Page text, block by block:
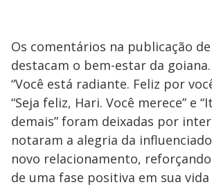
Os comentários na publicação de
destacam o bem-estar da
“Você está radiante. Feliz por
“Seja feliz, Hari. Você merece” e
demais” foram deixadas por
notaram a alegria da
novo relacionamento,
de uma fase positiva em sua vida